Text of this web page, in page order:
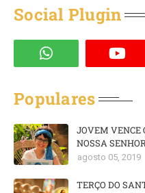
Social Plugin
Populares
JOVEM VENCE
NOSSA
agosto 05, 2019
TERÇO DO